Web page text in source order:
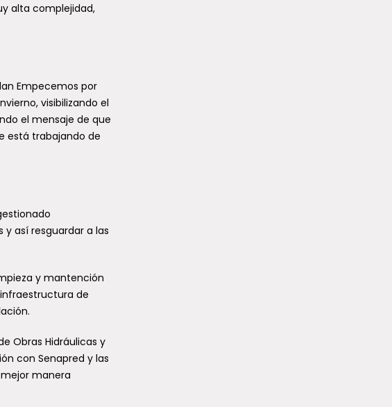
alta complejidad,
Empecemos por
visibilizando el
el mensaje de que
está trabajando de
así resguardar a las
y mantención
de
Obras Hidráulicas y
con Senapred y las
manera